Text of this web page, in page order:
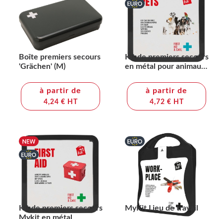
Boîte premiers secours
'Grächen' (M)
à partir de
4,24 € HT
Kit de premiers secours
en métal pour animaux
à partir de
4,72 € HT
Kit de premiers secours
MyKit Lieu de travail